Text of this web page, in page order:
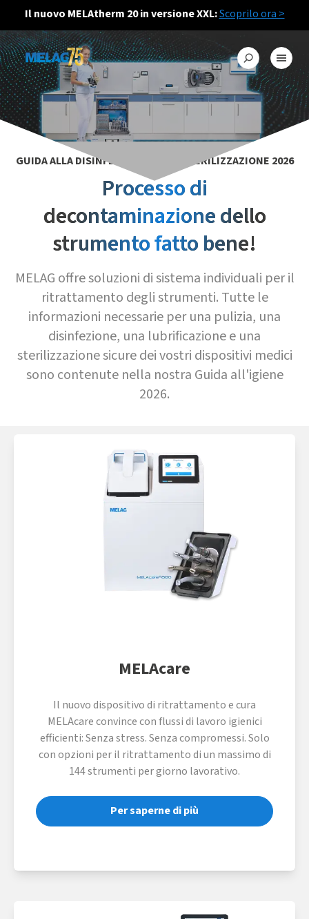
Il nuovo MELAtherm 20 in versione XXL:Scoprilo ora >
GUIDA ALLA DISINFEZIONE E ALLA STERILIZZAZIONE 2026
Processo di
decontaminazione dello
strumento fatto bene!
MELAG offre soluzioni di sistema individuali per il
ritrattamento degli strumenti. Tutte le
informazioni necessarie per una pulizia, una
disinfezione, una lubrificazione e una
sterilizzazione sicure dei vostri dispositivi medici
sono contenute nella nostra Guida all'igiene
2026.
MELAcare
Il nuovo dispositivo di ritrattamento e cura
MELAcare convince con flussi di lavoro igienici
efficienti: Senza stress. Senza compromessi. Solo
con opzioni per il ritrattamento di un massimo di
144 strumenti per giorno lavorativo.
Per saperne di più